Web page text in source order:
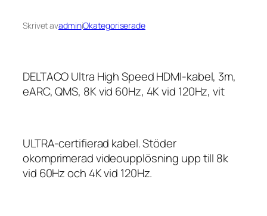
Skrivet avadminiOkategoriserade
DELTACO Ultra High Speed HDMI-kabel, 3m,
eARC, QMS, 8K vid 60Hz, 4K vid 120Hz, vit
ULTRA-certifierad kabel. Stöder
okomprimerad videoupplösning upp till 8k
vid 60Hz och 4K vid 120Hz.